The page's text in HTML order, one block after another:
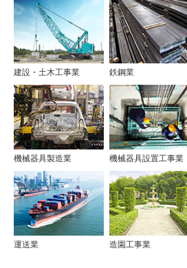
建設・土木工事業 鉄鋼業
機械器具製造業 機械器具設置工事業
運送業 造園工事業